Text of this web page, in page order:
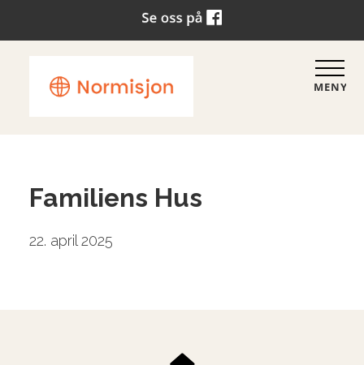
MENY
Familiens Hus
22. april 2025